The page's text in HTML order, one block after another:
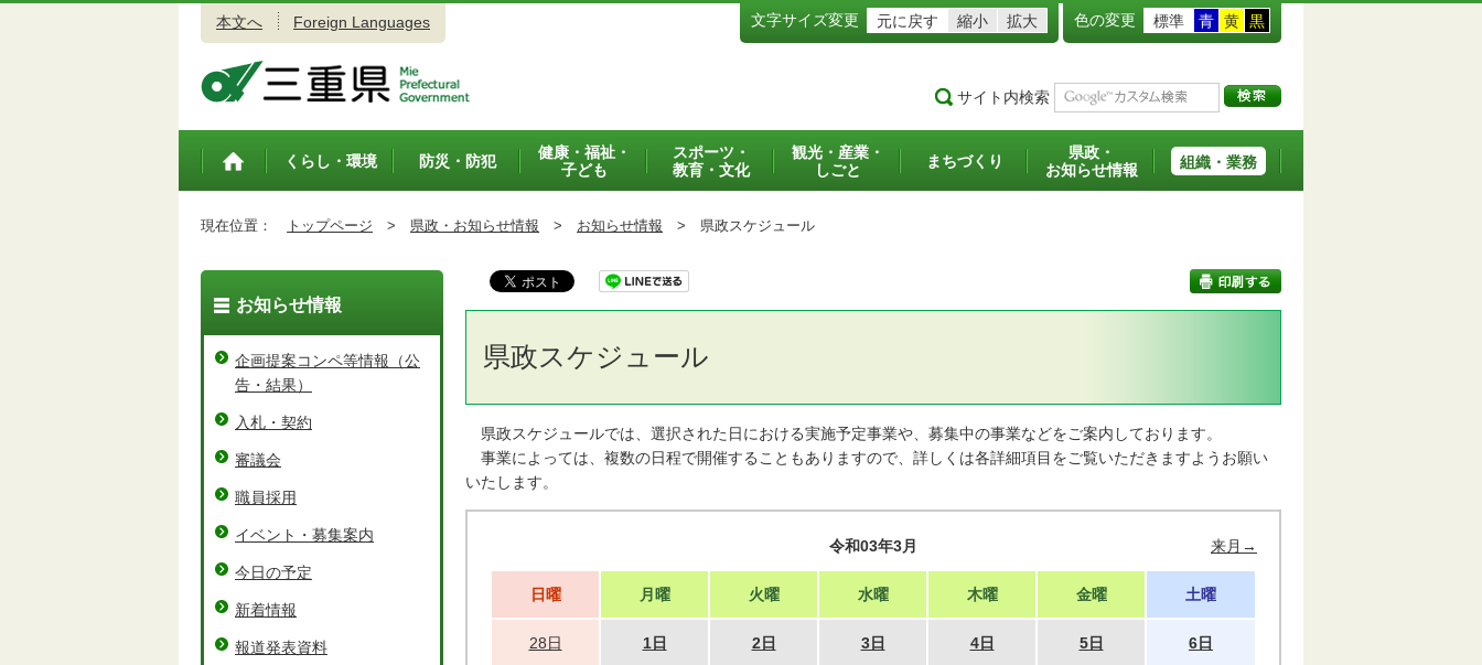
本文へ Foreign Languages 文字サイズ変更 元に戻す 縮小 拡大 色の変更 標準 青 黄 黒
サイト内検索
トップペ
くらし・環境 防災・防犯
健康・福祉・
子ども
スポーツ・
教育・文化
観光・産業・
しごと
まちづくり
県政・
お知らせ情報
組織・業務
現在位置： トップページ > 県政・お知らせ情報 > お知らせ情報 > 県政スケジュール
県政スケジュール
県政スケジュールでは、選択された日における実施予定事業や、募集中の事業などをご案内しております。
事業によっては、複数の日程で開催することもありますので、詳しくは各詳細項目をご覧いただきますようお願い
いたします。
令和03年3月 来月→
日曜 月曜 火曜 水曜 木曜 金曜 土曜
28日 1日 2日 3日 4日 5日 6日
お知らせ情報
企画提案コンペ等情報（公
告・結果）
入札・契約
審議会
職員採用
イベント・募集案内
今日の予定
新着情報
報道発表資料